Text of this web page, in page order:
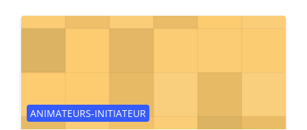
Catégorie de cours
ANIMATEURS-INITIATEUR